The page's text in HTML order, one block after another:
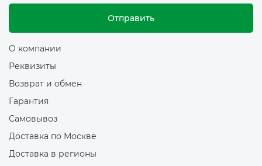
Отправить
О компании
Реквизиты
Возврат и обмен
Гарантия
Самовывоз
Доставка по Москве
Доставка в регионы